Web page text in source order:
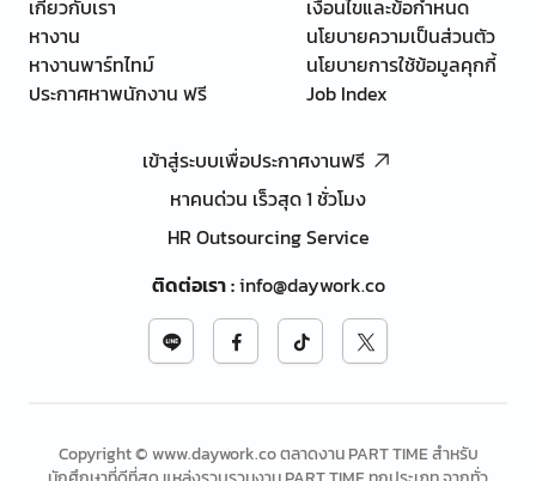
เกี่ยวกับเรา
หางาน
หางานพาร์ทไทม์
ประกาศหาพนักงาน ฟรี
เงื่อนไขและข้อกำหนด
นโยบายความเป็นส่วนตัว
นโยบายการใช้ข้อมูลคุกกี้
Job Index
เข้าสู่ระบบเพื่อประกาศงานฟรี
หาคนด่วน เร็วสุด 1 ชั่วโมง
HR Outsourcing Service
ติดต่อเรา:info@daywork.co
Copyright © www.daywork.co ตลาดงาน PART TIME สำหรับ